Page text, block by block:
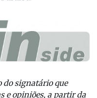
do signatário que
e opiniões, a partir da